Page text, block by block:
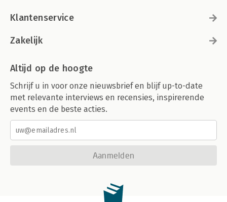
Klantenservice
Zakelijk
Altijd op de hoogte
Schrijf u in voor onze nieuwsbrief en blijf up-to-date
met relevante interviews en recensies, inspirerende
events en de beste acties.
Aanmelden